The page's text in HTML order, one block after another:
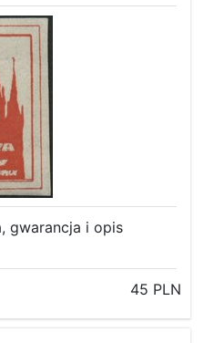
gwarancja i opis
45 PLN